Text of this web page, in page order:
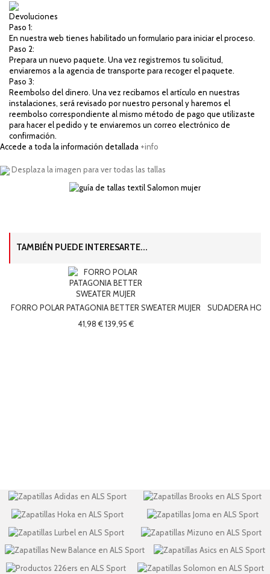
Devoluciones
Paso 1:
En nuestra web tienes habilitado un formulario para iniciar el proceso.
Paso 2:
Prepara un nuevo paquete. Una vez registremos tu solicitud,
enviaremos a la agencia de transporte para recoger el paquete.
Paso 3:
Reembolso del dinero. Una vez recibamos el artículo en nuestras
instalaciones, será revisado por nuestro personal y haremos el
reembolso correspondiente al mismo método de pago que utilizaste
para hacer el pedido y te enviaremos un correo electrónico de
confirmación.
Accede a toda la información detallada +info
Desplaza la imagen para ver todas las tallas
TAMBIÉN PUEDE INTERESARTE...
FORRO POLAR PATAGONIA BETTER SWEATER MUJER
41,98 € 139,95 €
SUDADERA